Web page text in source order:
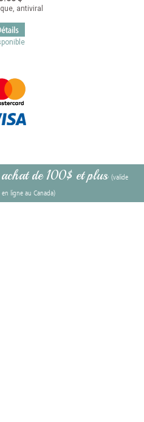
antiviral
de 100$ et plus (valide
ligne au Canada)